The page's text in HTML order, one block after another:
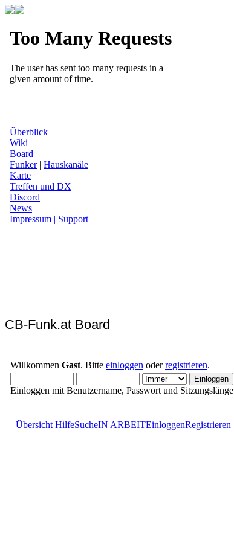
Überblick
Wiki
Board
Funker| Hauskanäle
Karte
Treffen und DX
Discord
News
Impressum | Support
CB-Funk.at Board
Willkommen Gast. Bitte einloggen oderregistrieren.
Einloggen mit Benutzername, Passwort und Sitzungslänge
Übersicht HilfeSucheIN ARBEITEinloggenRegistrieren